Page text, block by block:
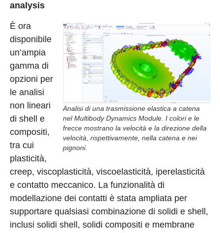
analysis
Analisi di una trasmissione elastica a catena
nel Multibody Dynamics Module. I colori e le
frecce mostrano la velocità e la direzione della
velocità, rispettivamente, nella catena e nei
pignoni.
È ora
disponibile
un’ampia
gamma di
opzioni per
le analisi
non lineari
di shell e
compositi,
tra cui
plasticità,
creep, viscoplasticità, viscoelasticità, iperelasticità
e contatto meccanico. La funzionalità di
modellazione dei contatti è stata ampliata per
supportare qualsiasi combinazione di solidi e shell,
inclusi solidi shell, solidi compositi e membrane